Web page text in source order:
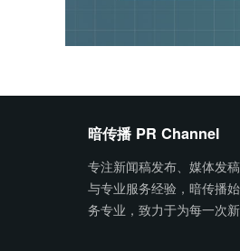
暗传播 PR Channel
专注新闻稿发布、媒体发
与专业服务经验，暗传播
务专业，致力于为每一次